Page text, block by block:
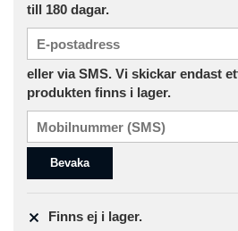
till 180 dagar.
eller via SMS. Vi skickar endast
produkten finns i lager.
Bevaka
Finns ej i lager.